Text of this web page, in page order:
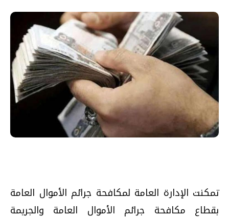
تمكنت الإدارة العامة لمكافحة جرائم الأموال العامة
بقطاع مكافحة جرائم الأموال العامة والجريمة